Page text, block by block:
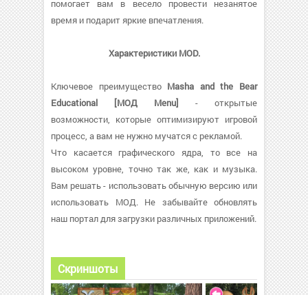
помогает вам в весело провести незанятое
время и подарит яркие впечатления.
Характеристики MOD.
Ключевое преимущество Masha and the Bear
Educational [МОД Menu] - открытые
возможности, которые оптимизируют игровой
процесс, а вам не нужно мучатся с рекламой.
Что касается графического ядра, то все на
высоком уровне, точно так же, как и музыка.
Вам решать - использовать обычную версию или
использовать МОД. Не забывайте обновлять
наш портал для загрузки различных приложений.
Скриншоты